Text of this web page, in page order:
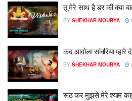
तू मेरे साथ है डर की क्या
BY SHEKHAR MOURYA
कद आवोला सांवरिया म्हारे
BY SHEKHAR MOURYA
रूठ कर मुझसे मेरे श्याम